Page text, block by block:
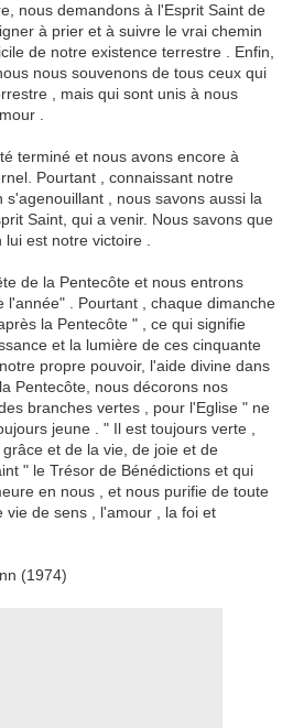
demandons à l'Esprit Saint de
à prier et à suivre le vrai chemin
de notre existence terrestre .
Enfin,
nous souvenons de tous ceux qui
, mais qui sont unis à nous
.
et nous avons encore à
Pourtant , connaissant notre
, nous savons aussi la
Saint, qui a venir. Nous savons que
est notre victoire .
de la Pentecôte et nous entrons
.
Pourtant , chaque dimanche
la Pentecôte " , ce qui signifie
et la lumière de ces cinquante
propre pouvoir, l'aide divine dans
Pentecôte, nous décorons nos
branches vertes , pour l'Eglise " ne
jeune . " Il est toujours verte ,
et de la vie, de joie et de
" le Trésor de Bénédictions et qui
en nous , et nous purifie de toute
vie de sens , l'amour , la foi et
(1974)